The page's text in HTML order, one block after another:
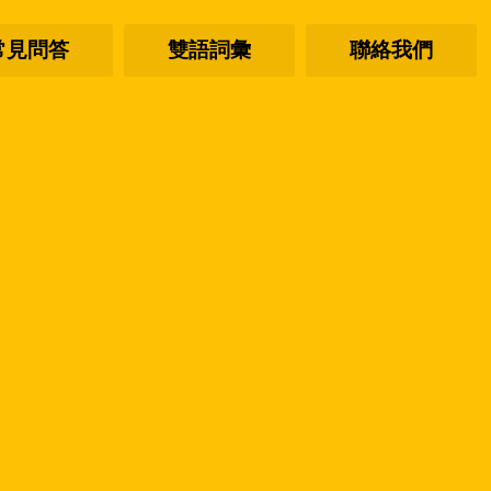
見問答 雙語詞彙 聯絡我們